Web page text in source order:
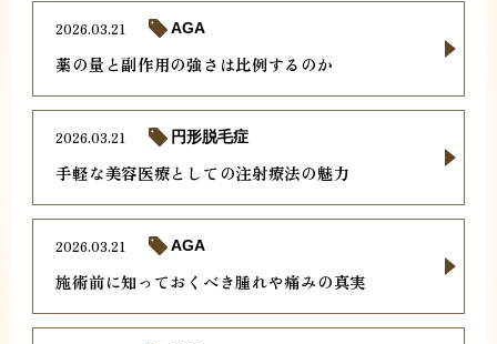
薬の量と副作用の強さは比例するのか
2026.03.21 AGA
手軽な美容医療としての注射療法の魅力
2026.03.21 円形脱毛症
施術前に知っておくべき腫れや痛みの真実
2026.03.21 AGA